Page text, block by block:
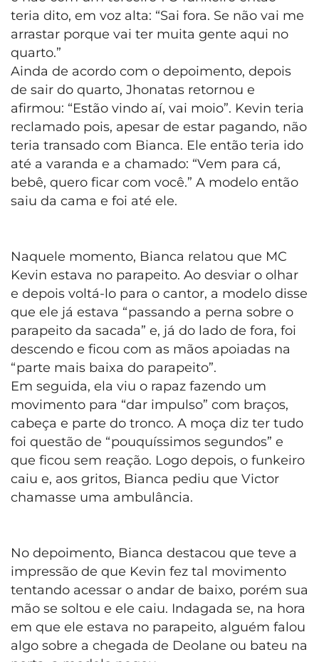
teria dito, em voz alta: “Sai fora. Se não vai me
arrastar porque vai ter muita gente aqui no
quarto.”
Ainda de acordo com o depoimento, depois
de sair do quarto, Jhonatas retornou e
afirmou: “Estão vindo aí, vai moio”. Kevin teria
reclamado pois, apesar de estar pagando, não
teria transado com Bianca. Ele então teria ido
até a varanda e a chamado: “Vem para cá,
bebê, quero ficar com você.” A modelo então
saiu da cama e foi até ele.
Naquele momento, Bianca relatou que MC
Kevin estava no parapeito. Ao desviar o olhar
e depois voltá-lo para o cantor, a modelo disse
que ele já estava “passando a perna sobre o
parapeito da sacada” e, já do lado de fora, foi
descendo e ficou com as mãos apoiadas na
“parte mais baixa do parapeito”.
Em seguida, ela viu o rapaz fazendo um
movimento para “dar impulso” com braços,
cabeça e parte do tronco. A moça diz ter tudo
foi questão de “pouquíssimos segundos” e
que ficou sem reação. Logo depois, o funkeiro
caiu e, aos gritos, Bianca pediu que Victor
chamasse uma ambulância.
No depoimento, Bianca destacou que teve a
impressão de que Kevin fez tal movimento
tentando acessar o andar de baixo, porém sua
mão se soltou e ele caiu. Indagada se, na hora
em que ele estava no parapeito, alguém falou
algo sobre a chegada de Deolane ou bateu na